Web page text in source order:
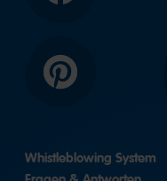
Pinterest
Whistleblowing System